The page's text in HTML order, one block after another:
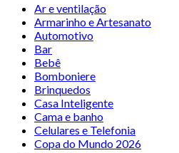
Ar e ventilação
Armarinho e Artesanato
Automotivo
Bar
Bebê
Bomboniere
Brinquedos
Casa Inteligente
Cama e banho
Celulares e Telefonia
Copa do Mundo 2026